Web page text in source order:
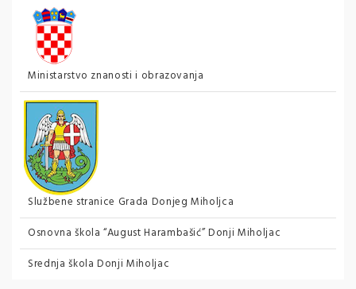
Ministarstvo znanosti i obrazovanja
Službene stranice Grada Donjeg Miholjca
Osnovna škola “August Harambašić” Donji Miholjac
Srednja škola Donji Miholjac